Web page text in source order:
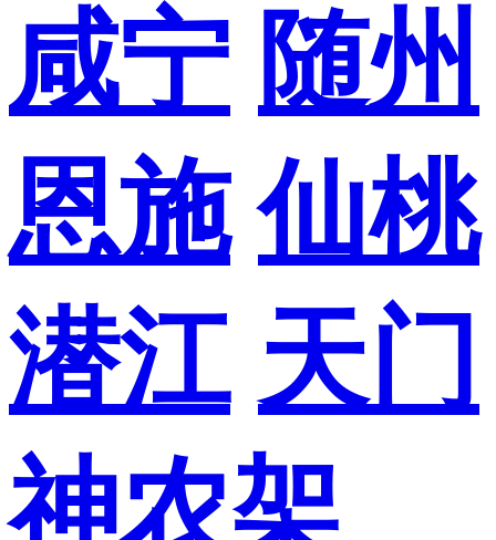
咸宁 随州
恩施 仙桃
潜江 天门
神农架